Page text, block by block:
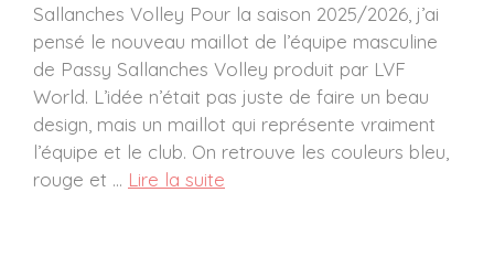
Sallanches Volley Pour la saison 2025/2026, j’ai
pensé le nouveau maillot de l’équipe masculine
de Passy Sallanches Volley produit par LVF
World. L’idée n’était pas juste de faire un beau
design, mais un maillot qui représente vraiment
l’équipe et le club. On retrouve les couleurs bleu,
rouge et … Lire la suite